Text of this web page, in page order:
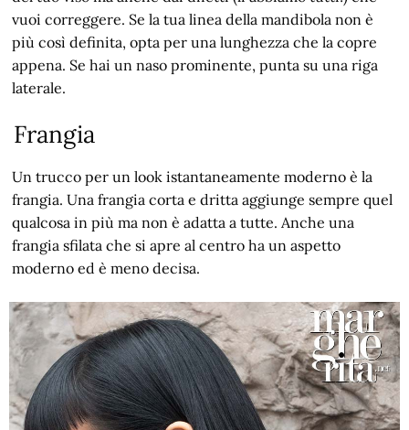
vuoi correggere. Se la tua linea della mandibola non è
più così definita, opta per una lunghezza che la copre
appena. Se hai un naso prominente, punta su una riga
laterale.
Frangia
Un trucco per un look istantaneamente moderno è la
frangia. Una frangia corta e dritta aggiunge sempre quel
qualcosa in più ma non è adatta a tutte. Anche una
frangia sfilata che si apre al centro ha un aspetto
moderno ed è meno decisa.